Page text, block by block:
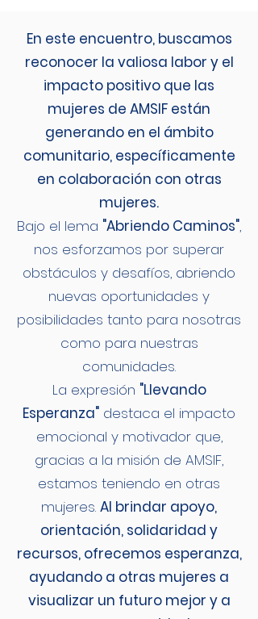
En este encuentro, buscamos
reconocer la valiosa labor y el
impacto positivo que las
mujeres de AMSIF están
generando en el ámbito
comunitario, específicamente
en colaboración con otras
mujeres.
Bajo el lema "Abriendo Caminos",
nos esforzamos por superar
obstáculos y desafíos, abriendo
nuevas oportunidades y
posibilidades tanto para nosotras
como para nuestras
comunidades.
La expresión "Llevando
Esperanza" destaca el impacto
emocional y motivador que,
gracias a la misión de AMSIF,
estamos teniendo en otras
mujeres. Al brindar apoyo,
orientación, solidaridad y
recursos, ofrecemos esperanza,
ayudando a otras mujeres a
visualizar un futuro mejor y a